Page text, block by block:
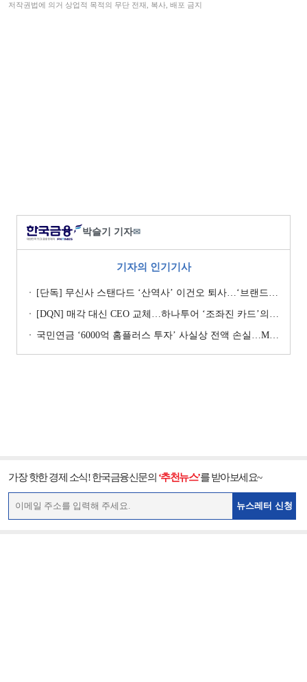
저작권법에 의거 상업적 목적의 무단 전재, 복사, 배포 금지
박슬기 기자✉
기자의 인기기사
[단독] 무신사 스탠다드 ‘산역사’ 이건오 퇴사…‘브랜드 정체성’ 전환점 맞나
[DQN] 매각 대신 CEO 교체…하나투어 ‘조좌진 카드’의 속내 [Z-스코어 기업가치 바로보기]
국민연금 ‘6000억 홈플러스 투자’ 사실상 전액 손실…MBK 책임론 재점화
가장 핫한 경제 소식! 한국금융신문의 ‘추천뉴스’를 받아보세요~
뉴스레터 신청